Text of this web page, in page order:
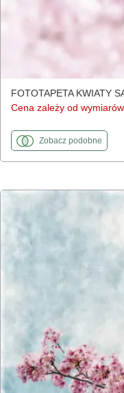
FOTOTAPETA KWIATY
Cena zależy od wymiarów
Zobaczfototapety
podobnedo